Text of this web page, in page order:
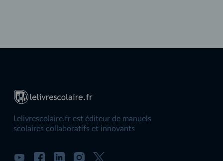
Lelivrescolaire.fr est éditeur de manuels
scolaires collaboratifs et innovants